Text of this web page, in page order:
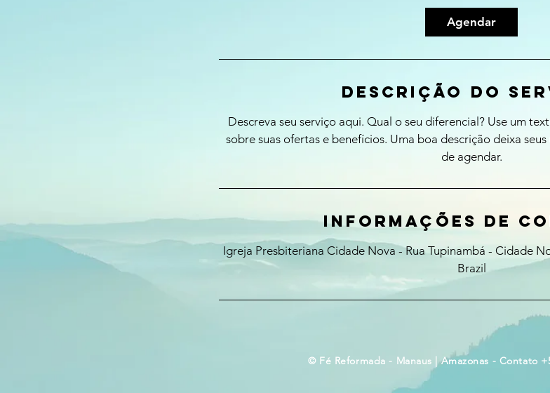
Agendar
Descrição do
Descreva seu serviço aqui. Qual o seu diferencial? Use um
sobre suas ofertas e benefícios. Uma boa descrição deixa
de agendar.
Informações de
Igreja Presbiteriana Cidade Nova - Rua Tupinambá - Cidade
Brazil
© Fé Reformada - Manaus | Amazonas - Contato